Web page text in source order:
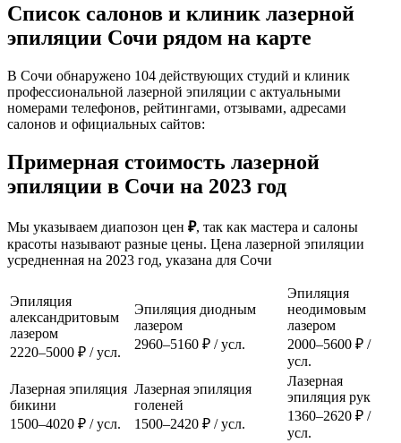
Список салонов и клиник лазерной
эпиляции Сочи рядом на карте
В Сочи обнаружено 104 действующих студий и клиник
профессиональной лазерной эпиляции с актуальными
номерами телефонов, рейтингами, отзывами, адресами
салонов и официальных сайтов:
Примерная стоимость лазерной
эпиляции в Сочи на 2023 год
Мы указываем диапозон цен ₽, так как мастера и салоны
красоты называют разные цены. Цена лазерной эпиляции
усредненная на 2023 год, указана для Сочи
Эпиляция
александритовым
лазером
2220–5000 ₽ / усл.
Эпиляция диодным
лазером
2960–5160 ₽ / усл.
Эпиляция
неодимовым
лазером
2000–5600 ₽ /
усл.
Лазерная эпиляция
бикини
1500–4020 ₽ / усл.
Лазерная эпиляция
голеней
1500–2420 ₽ / усл.
Лазерная
эпиляция рук
1360–2620 ₽ /
усл.